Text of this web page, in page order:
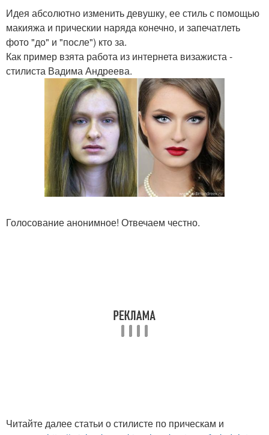
Идея абсолютно изменить девушку, ее стиль с помощью
макияжа и прическии наряда конечно, и запечатлеть
фото "до" и "после") кто за.
Как пример взята работа из интернета визажиста -
стилиста Вадима Андреева.
Голосование анонимное! Отвечаем честно.
Читайте далее статьи о стилисте по прическам и